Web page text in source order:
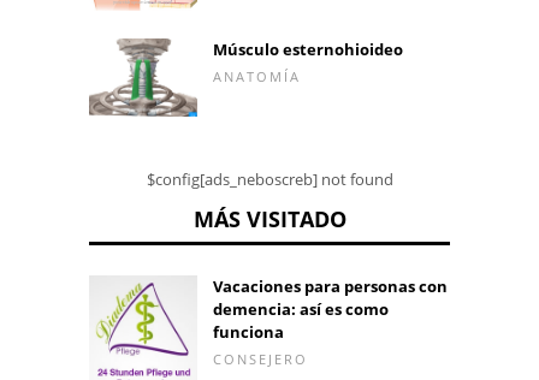
Músculo esternohioideo
ANATOMÍA
$config[ads_neboscreb] not found
MÁS VISITADO
Vacaciones para personas con
demencia: así es como
funciona
CONSEJERO